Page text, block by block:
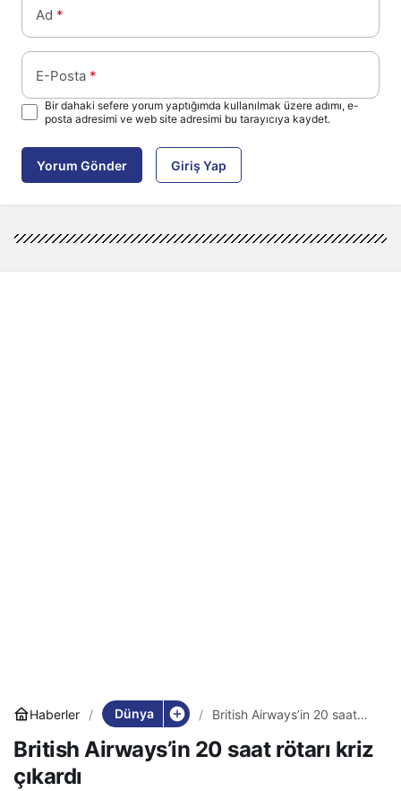
Ad *
E-Posta *
Bir dahaki sefere yorum yaptığımda kullanılmak üzere adımı, e-
posta adresimi ve web site adresimi bu tarayıcıya kaydet.
Yorum Gönder Giriş Yap
Haberler Dünya
British Airways’in 20 saat
British Airways’in 20 saat rötarı kriz
çıkardı